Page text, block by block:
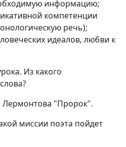
информацию;
компетенции
речь);
идеалов, любви к
Из какого
"Пророк".
миссии поэта пойдет